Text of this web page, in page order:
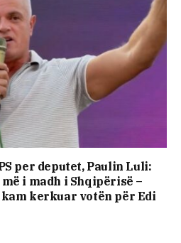
per deputet, Paulin Luli:
i madh i Shqipërisë –
kam kerkuar votën për Edi